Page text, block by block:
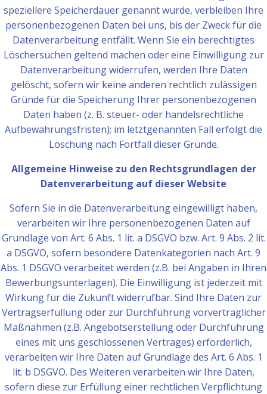
speziellere Speicherdauer genannt wurde, verbleiben Ihre
personenbezogenen Daten bei uns, bis der Zweck für die
Datenverarbeitung entfällt. Wenn Sie ein berechtigtes
Löschersuchen geltend machen oder eine Einwilligung zur
Datenverarbeitung widerrufen, werden Ihre Daten
gelöscht, sofern wir keine anderen rechtlich zulässigen
Gründe für die Speicherung Ihrer personenbezogenen
Daten haben (z. B. steuer- oder handelsrechtliche
Aufbewahrungsfristen); im letztgenannten Fall erfolgt die
Löschung nach Fortfall dieser Gründe.
Allgemeine Hinweise zu den Rechtsgrundlagen der
Datenverarbeitung auf dieser Website
Sofern Sie in die Datenverarbeitung eingewilligt haben,
verarbeiten wir Ihre personenbezogenen Daten auf
Grundlage von Art. 6 Abs. 1 lit. a DSGVO bzw. Art. 9 Abs. 2 lit.
a DSGVO, sofern besondere Datenkategorien nach Art. 9
Abs. 1 DSGVO verarbeitet werden (z.B. bei Angaben in Ihren
Bewerbungsunterlagen). Die Einwilligung ist jederzeit mit
Wirkung für die Zukunft widerrufbar. Sind Ihre Daten zur
Vertragserfüllung oder zur Durchführung vorvertraglicher
Maßnahmen (z.B. Angebotserstellung oder Durchführung
eines mit uns geschlossenen Vertrages) erforderlich,
verarbeiten wir Ihre Daten auf Grundlage des Art. 6 Abs. 1
lit. b DSGVO. Des Weiteren verarbeiten wir Ihre Daten,
sofern diese zur Erfüllung einer rechtlichen Verpflichtung